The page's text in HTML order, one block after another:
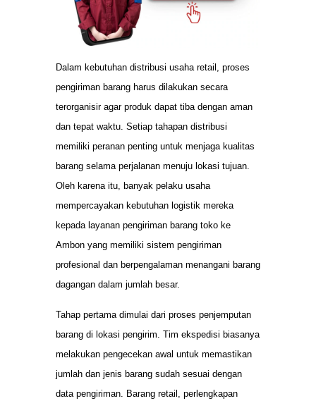
Dalam kebutuhan distribusi usaha retail, proses
pengiriman barang harus dilakukan secara
terorganisir agar produk dapat tiba dengan aman
dan tepat waktu. Setiap tahapan distribusi
memiliki peranan penting untuk menjaga kualitas
barang selama perjalanan menuju lokasi tujuan.
Oleh karena itu, banyak pelaku usaha
mempercayakan kebutuhan logistik mereka
kepada layanan pengiriman barang toko ke
Ambon yang memiliki sistem pengiriman
profesional dan berpengalaman menangani barang
dagangan dalam jumlah besar.
Tahap pertama dimulai dari proses penjemputan
barang di lokasi pengirim. Tim ekspedisi biasanya
melakukan pengecekan awal untuk memastikan
jumlah dan jenis barang sudah sesuai dengan
data pengiriman. Barang retail, perlengkapan